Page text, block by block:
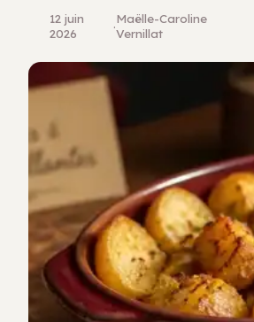
12 juin
2026
·Maëlle-Caroline
Vernillat